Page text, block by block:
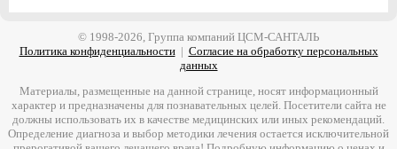
© 1998-2026, Группа компаний ЦСМ-САНТАЛЬ
Политика конфиденциальности| Согласие на обработку персональных
данных
Материалы, размещенные на данной странице, носят информационный
характер и предназначены для познавательных целей. Посетители сайта не
должны использовать их в качестве медицинских или иных рекомендаций.
Определение диагноза и выбор методики лечения остается исключительной